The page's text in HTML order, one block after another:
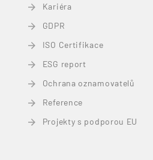
Kariéra
GDPR
ISO Certifikace
ESG report
Ochrana oznamovatelů
Reference
Projekty s podporou EU